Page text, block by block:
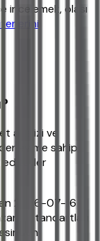
incelemek, olası
analizi ve
sahip,
editörler
2026-07-16
standartları